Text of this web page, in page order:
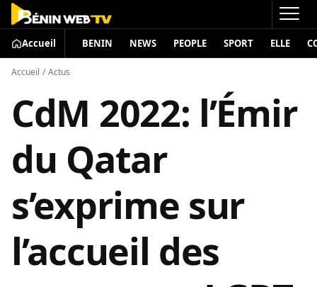
Accueil BENIN NEWS PEOPLE SPORT ELLE
Accueil / Actus
CdM 2022: l’Émir
du Qatar
s’exprime sur
l’accueil des